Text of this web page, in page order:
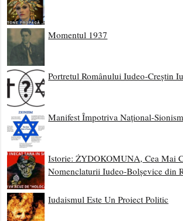
Momentul 1937
Portretul Românului Iudeo-Creștin
Manifest Împotriva Național-
Istorie: ŻYDOKOMUNA, Cea Mai
Nomenclaturii Iudeo-Bolșevice din
Iudaismul Este Un Proiect Politic